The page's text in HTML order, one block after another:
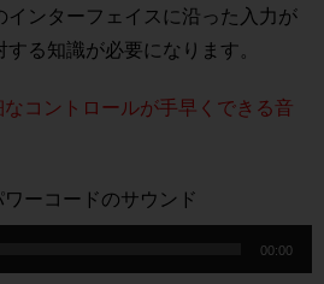
ンターフェイスに沿った入力が
る知識が必要になります。
コントロールが手早くできる音
ーコードのサウンド
00:00